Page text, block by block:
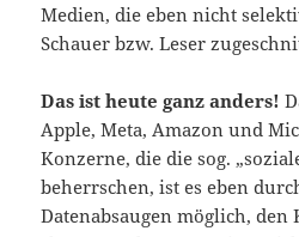
Medien, die eben nicht
Schauer bzw. Leser
Das ist heute ganz anders!
Apple, Meta, Amazon und
Konzerne, die die sog.
beherrschen, ist es eben
Datenabsaugen möglich, den